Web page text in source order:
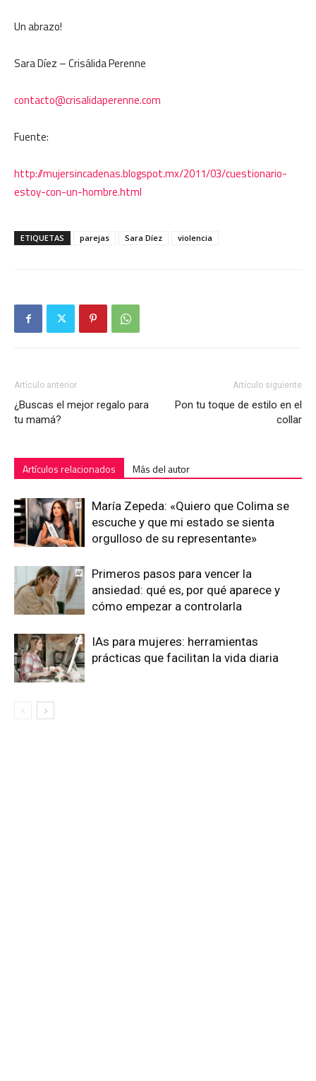
Un abrazo!
Sara Díez – Crisálida Perenne
contacto@crisalidaperenne.com
Fuente:
http://mujersincadenas.blogspot.mx/2011/03/cuestionario-
estoy-con-un-hombre.html
ETIQUETAS parejas Sara Díez violencia
Artículo anterior
¿Buscas el mejor regalo para
tu mamá?
Artículo siguiente
Pon tu toque de estilo en el
collar
Artículos relacionados Más del autor
María Zepeda: «Quiero que Colima se
escuche y que mi estado se sienta
orgulloso de su representante»
Primeros pasos para vencer la
ansiedad: qué es, por qué aparece y
cómo empezar a controlarla
IAs para mujeres: herramientas
prácticas que facilitan la vida diaria